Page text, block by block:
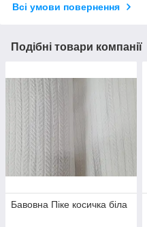
Всі умови повернення
Подібні товари компанії
Бавовна Піке косичка біла